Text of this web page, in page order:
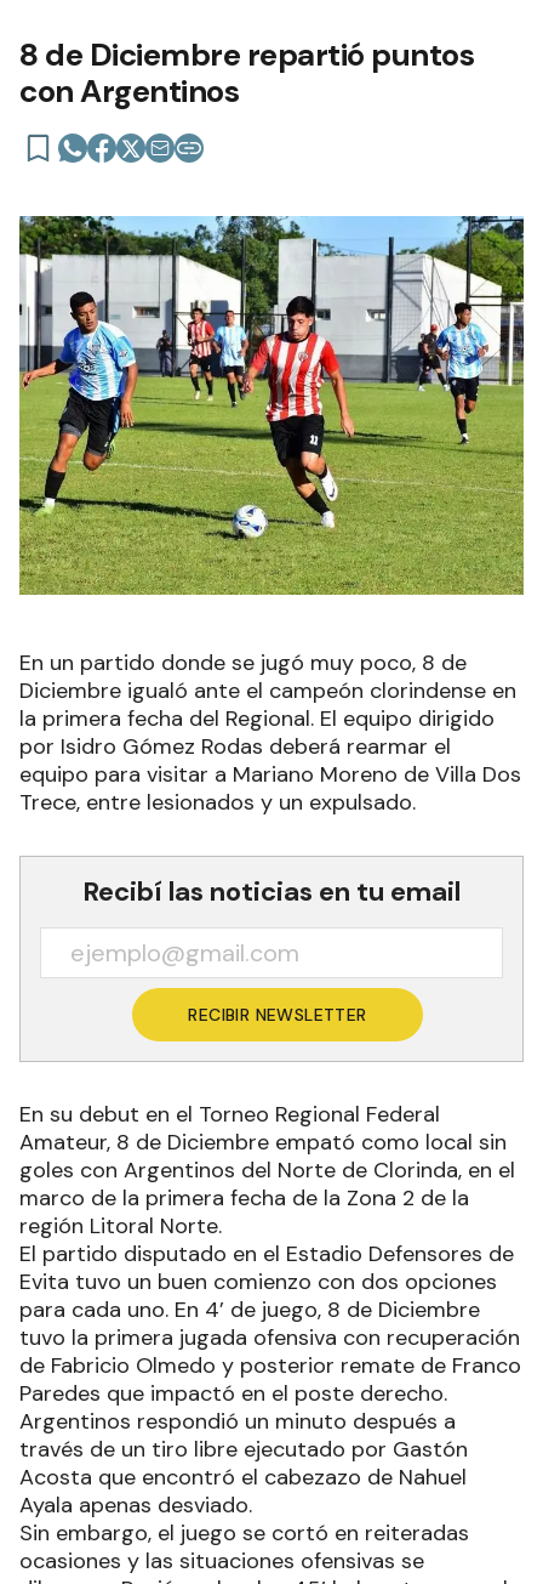
8 de Diciembre repartió puntos
con Argentinos
En un partido donde se jugó muy poco, 8 de
Diciembre igualó ante el campeón clorindense en
la primera fecha del Regional. El equipo dirigido
por Isidro Gómez Rodas deberá rearmar el
equipo para visitar a Mariano Moreno de Villa Dos
Trece, entre lesionados y un expulsado.
Recibí las noticias en tu email
RECIBIR NEWSLETTER
En su debut en el Torneo Regional Federal
Amateur, 8 de Diciembre empató como local sin
goles con Argentinos del Norte de Clorinda, en el
marco de la primera fecha de la Zona 2 de la
región Litoral Norte.
El partido disputado en el Estadio Defensores de
Evita tuvo un buen comienzo con dos opciones
para cada uno. En 4’ de juego, 8 de Diciembre
tuvo la primera jugada ofensiva con recuperación
de Fabricio Olmedo y posterior remate de Franco
Paredes que impactó en el poste derecho.
Argentinos respondió un minuto después a
través de un tiro libre ejecutado por Gastón
Acosta que encontró el cabezazo de Nahuel
Ayala apenas desviado.
Sin embargo, el juego se cortó en reiteradas
ocasiones y las situaciones ofensivas se